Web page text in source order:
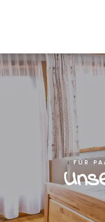
FÜR